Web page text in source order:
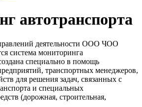
автотранспорта
деятельности ООО ЧОО
система мониторинга
специально в помощь
транспортных менеджеров,
для решения задач, связанных с
и специальных
(дорожная, строительная,